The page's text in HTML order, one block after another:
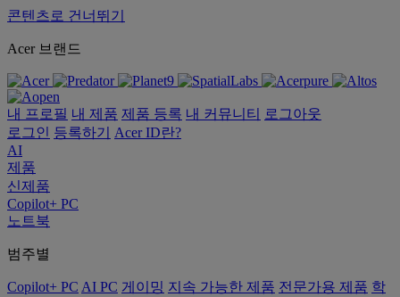
콘텐츠로 건너뛰기
Acer 브랜드
내 프로필 내 제품 제품 등록 내 커뮤니티
로그아웃
로그인
등록하기
Acer ID란?
AI
제품
신제품
Copilot+ PC
노트북
범주별
Copilot+ PC AI PC 게이밍 지속 가능한 제품 전문가용 제품 학